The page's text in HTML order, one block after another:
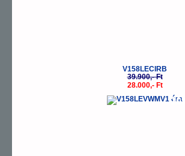
V158LECIRB
39.900,- Ft
28.000,- Ft
-20%